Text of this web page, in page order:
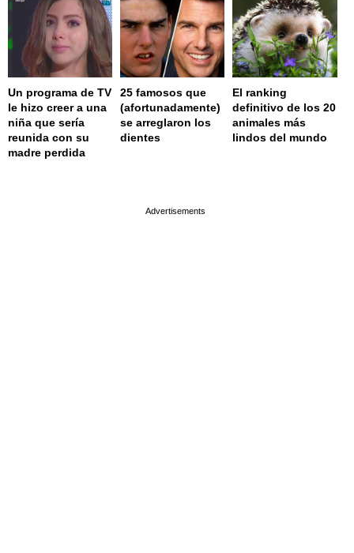
Un programa de TV
le hizo creer a una
niña que sería
reunida con su
madre perdida
25 famosos que
(afortunadamente)
se arreglaron los
dientes
El ranking
definitivo de los 20
animales más
lindos del mundo